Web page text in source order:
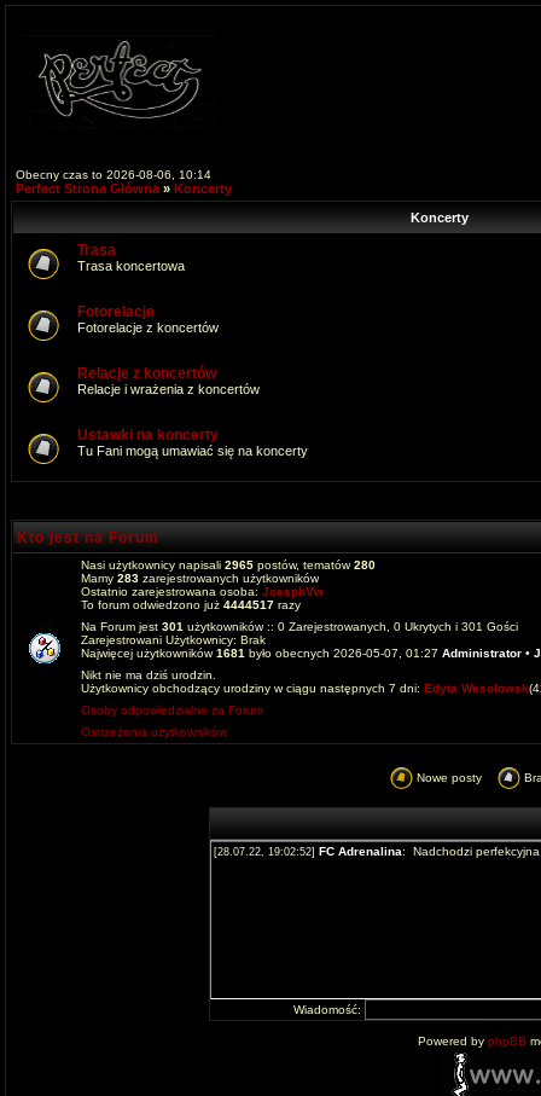
Obecny czas to 2026-08-06, 10:14
Perfect Strona Główna » Koncerty
Koncerty
Trasa
Trasa koncertowa
Fotorelacje
Fotorelacje z koncertów
Relacje z koncertów
Relacje i wrażenia z koncertów
Ustawki na koncerty
Tu Fani mogą umawiać się na koncerty
Kto jest na Forum
Nasi użytkownicy napisali 2965 postów, tematów280
Mamy 283 zarejestrowanych użytkowników
Ostatnio zarejestrowana osoba: JoesphVw
To forum odwiedzono już 4444517 razy
Na Forum jest 301 użytkowników :: 0 Zarejestrowanych, 0 Ukrytych i 301 Gości
Zarejestrowani Użytkownicy: Brak
Najwięcej użytkowników1681 było obecnych 2026-05-07, 01:27 Administrator •
Nikt nie ma dziś urodzin.
Użytkownicy obchodzący urodziny w ciągu następnych 7 dni: Edyta Wesolowsk
Osoby odpowiedzialne za Forum
Ostrzeżenia użytkowników
Nowe posty
Wiadomość:
Powered by phpBB